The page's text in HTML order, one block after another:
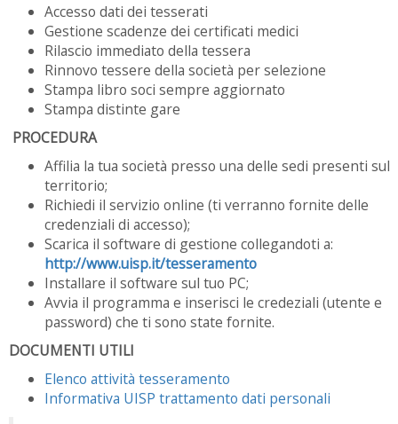
Accesso dati dei tesserati
Gestione scadenze dei certificati medici
Rilascio immediato della tessera
Rinnovo tessere della società per selezione
Stampa libro soci sempre aggiornato
Stampa distinte gare
PROCEDURA
Affilia la tua società presso una delle sedi presenti sul
territorio;
Richiedi il servizio online (ti verranno fornite delle
credenziali di accesso);
Scarica il software di gestione collegandoti a:
http://www.uisp.it/tesseramento
Installare il software sul tuo PC;
Avvia il programma e inserisci le credeziali (utente e
password) che ti sono state fornite.
DOCUMENTI UTILI
Elenco attività tesseramento
Informativa UISP trattamento dati personali